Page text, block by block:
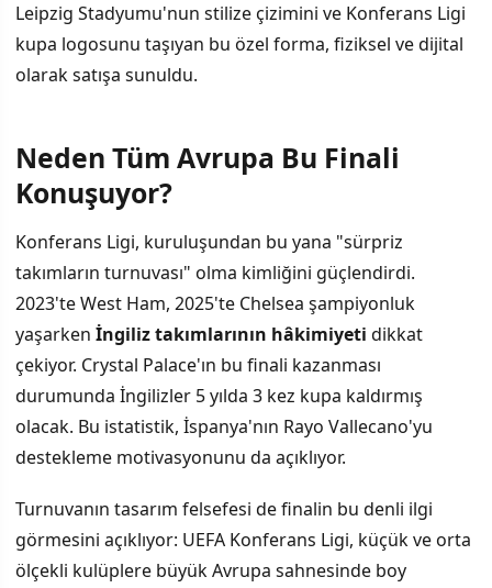
Leipzig Stadyumu'nun stilize çizimini ve Konferans Ligi
kupa logosunu taşıyan bu özel forma, fiziksel ve dijital
olarak satışa sunuldu.
Neden Tüm Avrupa Bu Finali
Konuşuyor?
Konferans Ligi, kuruluşundan bu yana "sürpriz
takımların turnuvası" olma kimliğini güçlendirdi.
2023'te West Ham, 2025'te Chelsea şampiyonluk
yaşarken İngiliz takımlarının hâkimiyeti dikkat
çekiyor. Crystal Palace'ın bu finali kazanması
durumunda İngilizler 5 yılda 3 kez kupa kaldırmış
olacak. Bu istatistik, İspanya'nın Rayo Vallecano'yu
destekleme motivasyonunu da açıklıyor.
Turnuvanın tasarım felsefesi de finalin bu denli ilgi
görmesini açıklıyor: UEFA Konferans Ligi, küçük ve orta
ölçekli kulüplere büyük Avrupa sahnesinde boy